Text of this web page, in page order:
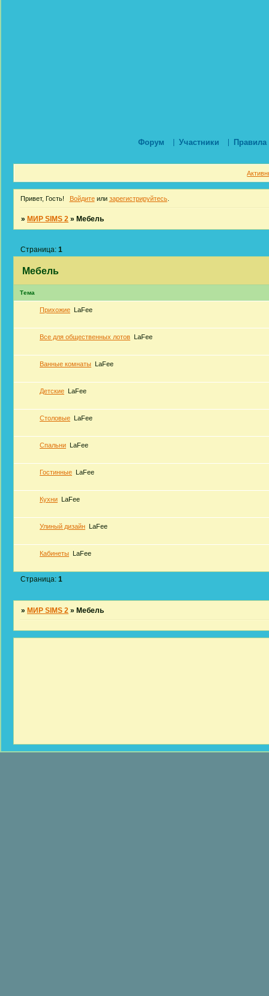
Форум Участники Правила
Привет, Гость! Войдитеили зарегистрируйтесь.
» МИР SIMS 2 » Мебель
Мебель
Страница:1
Тема
Прихожие LaFee
Все для общественных лотов LaFee
Ванные комнаты LaFee
Детские LaFee
Столовые LaFee
Спальни LaFee
Гостинные LaFee
Кухни LaFee
Улиный дизайн LaFee
Кабинеты LaFee
Страница:1
» МИР SIMS 2 » Мебель